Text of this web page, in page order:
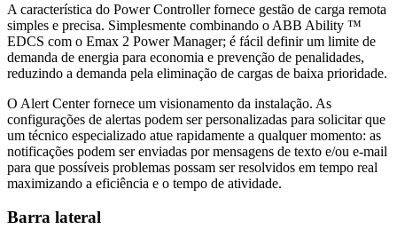
A característica do Power Controller fornece gestão de carga remota
simples e precisa. Simplesmente combinando o ABB Ability ™
EDCS com o Emax 2 Power Manager; é fácil definir um limite de
demanda de energia para economia e prevenção de penalidades,
reduzindo a demanda pela eliminação de cargas de baixa prioridade.
O Alert Center fornece um visionamento da instalação. As
configurações de alertas podem ser personalizadas para solicitar que
um técnico especializado atue rapidamente a qualquer momento: as
notificações podem ser enviadas por mensagens de texto e/ou e-mail
para que possíveis problemas possam ser resolvidos em tempo real
maximizando a eficiência e o tempo de atividade.
Barra lateral